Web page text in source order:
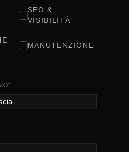
SEO &
VISIBILITÀ
MANUTENZIONE
*